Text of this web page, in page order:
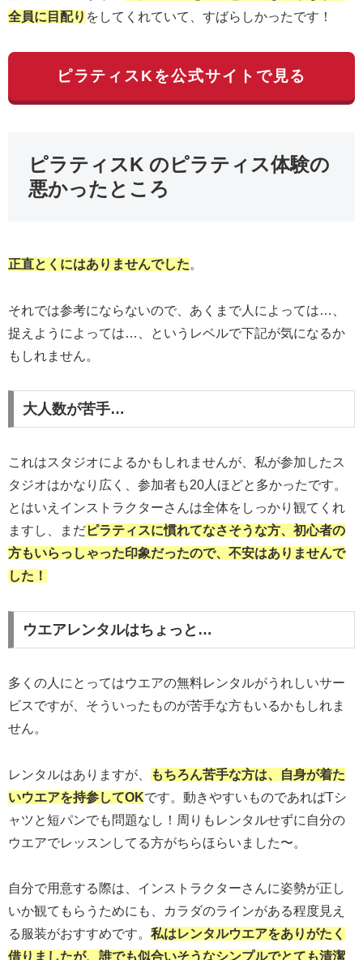
全員に目配り をしてくれていて、すばらしかったです！
ピラティスKを公式サイトで見る
ピラティスK のピラティス体験の
悪かったところ
正直とくにはありませんでした。
それでは参考にならないので、あくまで人によっては…、
捉えようによっては…、というレベルで下記が気になるか
もしれません。
大人数が苦手…
これはスタジオによるかもしれませんが、私が参加したス
タジオはかなり広く、参加者も20人ほどと多かったです。
とはいえインストラクターさんは全体をしっかり観てくれ
ますし、まだピラティスに慣れてなさそうな方、初心者の
方もいらっしゃった印象だったので、不安はありませんで
した！
ウエアレンタルはちょっと…
多くの人にとってはウエアの無料レンタルがうれしいサー
ビスですが、そういったものが苦手な方もいるかもしれま
せん。
レンタルはありますが、
もちろん苦手な方は、自身が着た
いウエアを持参してOKです。動きやすいものであればTシ
ャツと短パンでも問題なし！周りもレンタルせずに自分の
ウエアでレッスンしてる方がちらほらいました〜。
自分で用意する際は、インストラクターさんに姿勢が正し
いか観てもらうためにも、カラダのラインがある程度見え
る服装がおすすめです。 私はレンタルウエアをありがたく
借りましたが、誰でも似合いそうなシンプルでとても清潔